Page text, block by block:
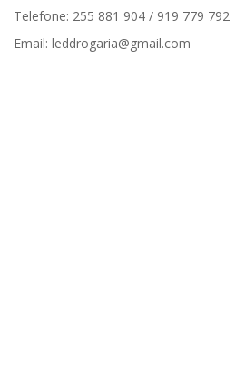
Telefone: 255 881 904 / 919 779 792
Email: leddrogaria@gmail.com